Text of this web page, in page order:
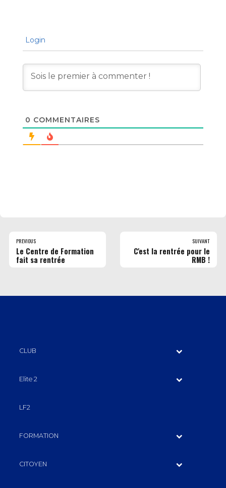
Login
0 COMMENTAIRES
PREVIOUS
Le Centre de Formation
fait sa rentrée
SUIVANT
C'est la rentrée pour le
RMB !
CLUB
Elite 2
LF2
FORMATION
CITOYEN